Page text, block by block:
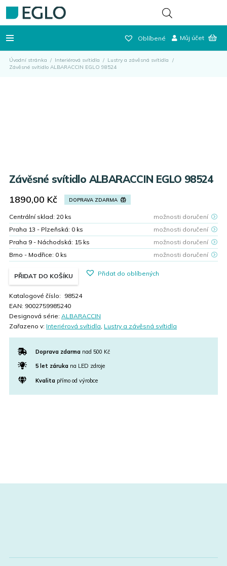
Oblíbené Můj účet
Úvodní stránka / Interiérová svítidla / Lustry a závěsná svítidla
/
Závěsné svítidlo ALBARACCIN EGLO 98524
Závěsné svítidlo ALBARACCIN EGLO 98524
1890,00 Kč DOPRAVA ZDARMA
Centrální sklad: 20 ks
možnosti doručení
Praha 13 - Plzeňská: 0 ks
možnosti doručení
Praha 9 - Náchodská: 15 ks
možnosti doručení
Brno - Modřice: 0 ks možnosti doručení
PŘIDAT DO KOŠÍKU Přidat do oblíbených
Katalogové číslo: 98524
EAN: 9002759985240
Designová série: ALBARACCIN
Zařazeno v: Interiérová svítidla Lustry a závěsná svítidla
Doprava zdarma nad 500 Kč
5 let zárukana LED zdroje
Kvalitapřímo od výrobce